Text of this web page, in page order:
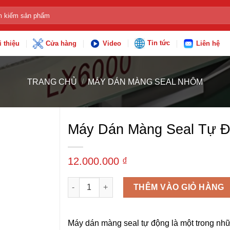
thiệu Cửa hàng Video Tin tức Liên hệ
TRANG CHỦ / MÁY DÁN MÀNG SEAL NHÔM
Máy Dán Màng Seal Tự
12.000.000 ₫
Máy dán màng seal tự động LX-6000 số lượng
THÊM VÀO GIỎ HÀNG
Máy dán màng seal tự động là một trong